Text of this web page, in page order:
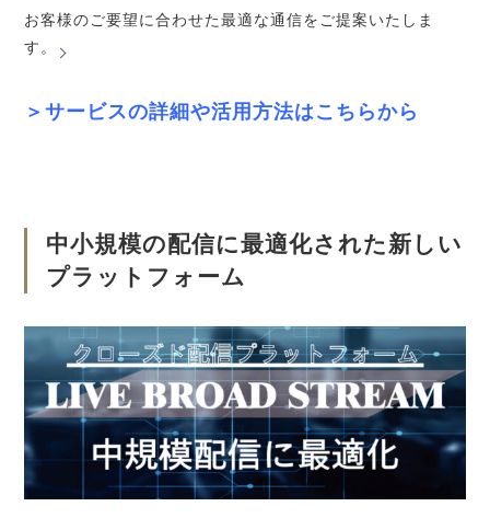
お客様のご要望に合わせた最適な通信をご提案いたしま
す。
＞サービスの詳細や活用方法はこちらから
中小規模の配信に最適化された新しい
プラットフォーム